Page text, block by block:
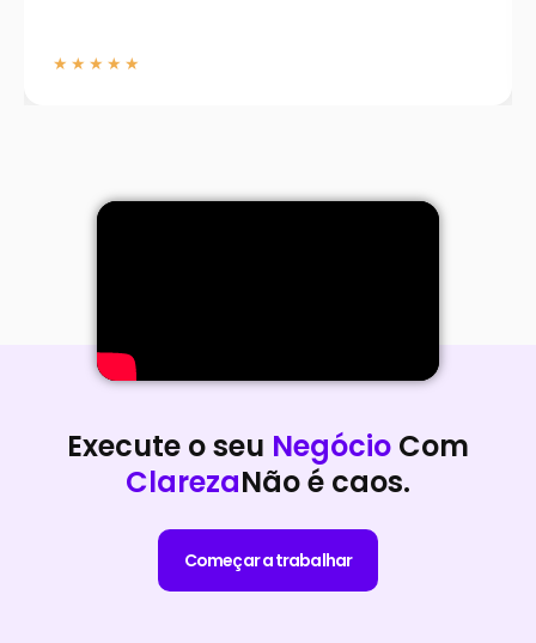
★★★★★
Execute o seu Negócio Com
ClarezaNão é caos.
Começar a trabalhar